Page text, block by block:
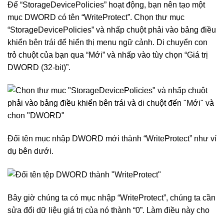
Để “StorageDevicePolicies” hoạt động, bạn nên tạo một
mục DWORD có tên “WriteProtect”. Chọn thư mục
“StorageDevicePolicies” và nhấp chuột phải vào bảng điều
khiển bên trái để hiển thị menu ngữ cảnh. Di chuyển con
trỏ chuột của bạn qua “Mới” và nhấp vào tùy chọn “Giá trị
DWORD (32-bit)”.
Đổi tên mục nhập DWORD mới thành “WriteProtect” như ví
dụ bên dưới.
Bây giờ chúng ta có mục nhập “WriteProtect”, chúng ta cần
sửa đổi dữ liệu giá trị của nó thành “0”. Làm điều này cho